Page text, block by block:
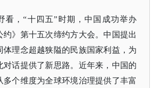
看，“十四五”时期，中国成功举办
约》第十五次缔约方大会。中国提出
体理念超越狭隘的民族国家利益，为
对话提供了新思路。近年来，中国的
多个维度为全球环境治理提供了丰富